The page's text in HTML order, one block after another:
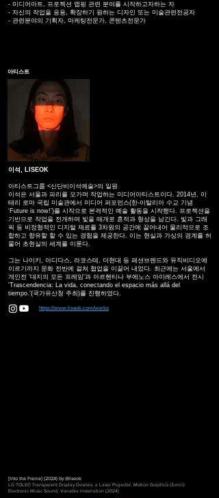
- 미디어아트, 프로젝션 맵핑 관련 분야를 시작하고자하는 자
- 자신의 작업을 응용, 확장하기 원하는 디자인 또는 미술관련전공자
- 관련분야의 기획자, 마케팅전문가, 콘텐츠전문가
아티스트
이석, LISEOK
아티스트그룹 <신단비이석예술>의 일원
이석은 서울과 파리를 오가며 작업하는 미디어아티스트이다. 2014년, 이
태리 로마 국립 미술관에서 미디어 퍼포먼스(한-이탈리아 수교 기념
‘Future is now!’)를 시작으로 본격적인 예술 활동을 시작했다. 프로젝션을
기반으로 작업을 전개하며 빛을 매개로 흔적과 형상을 남긴다. 빛과 그래
픽 등 비정형적인 디지털 재료를 3차원의 공간에 끌어내어 물리적으로 조
합하고 향유할 할 수 있는 경험을 제공한다. 이는 현실과 가상의 경계를 허
물어 초현실의 세계를 이룬다.
그는 나이키, 아디다스, 라코스테, 더현대 등 패션브랜드와 뮤직비디오에
이르기까지 문화 전반에 걸쳐 협업을 이끌어 내었다. 최근에는 서울에서
개인전 '대지의 모든 프레임'과 아르헨티나 부에노스 아이레스에서 전시
'Trascendencia: La vida, conectando el espacio más allá del
tiempo.'(국가유산청 주최)를 진행하였다.
https://www.liseok.com/works
[Into the Frame] (2024) by @liseok
LG TOLED Transparent Display Devices, a Laser Projector, Motion Graphics (3-min)
Electronic Music Sound, Variable Installation (2024)